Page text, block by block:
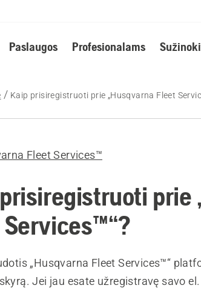
Paslaugos Profesionalams
Kaip prisiregistruoti prie „Husqvarna Fleet
Fleet Services™
prie
„Husqvarna Fleet Services™“
Jei jau esate užregistravę savo